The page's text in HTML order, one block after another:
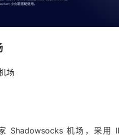
场
Shadowsocks 机场，采用